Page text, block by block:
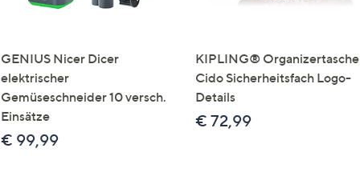
GENIUS Nicer Dicer
elektrischer
Gemüseschneider 10 versch.
Einsätze
€ 99,99
KIPLING® Organizertasche
Cido Sicherheitsfach Logo-
Details
€ 72,99